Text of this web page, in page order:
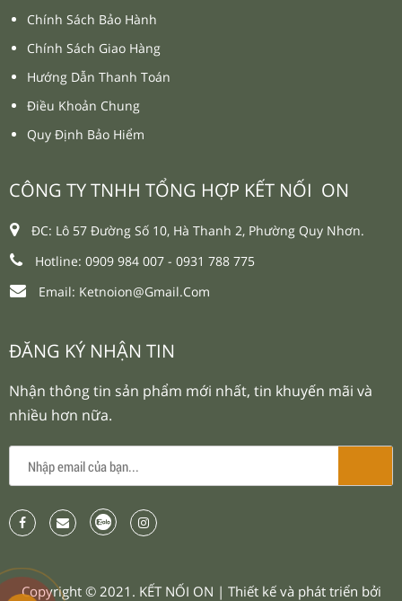
CÔNG TY TNHH TỔNG HỢP KẾT NỐI ON
ĐC: Lô 57 Đường Số 10, Hà Thanh 2, Phường Quy Nhơn.
Hotline: 0909 984 007 - 0931 788 775
Email: Ketnoion@gmail.com
Chính Sách Bảo Hành
Chính Sách Giao Hàng
Hướng Dẫn Thanh Toán
Điều Khoản Chung
Quy Định Bảo Hiểm
ĐĂNG KÝ NHẬN TIN
Nhận thông tin sản phẩm mới nhất, tin khuyến mãi và
nhiều hơn nữa.
Copyright © 2021. KẾT NỐI ON | Thiết kế và phát triển bởi